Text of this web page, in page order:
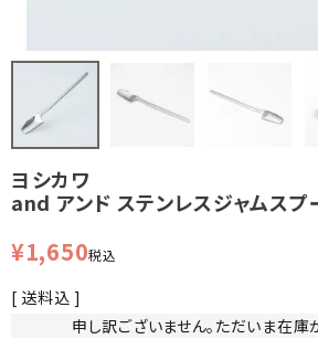
ヨシカワ
and アンド ステンレスジャムスプ
¥1,650税込
送料込
申し訳ございません。ただいま在庫